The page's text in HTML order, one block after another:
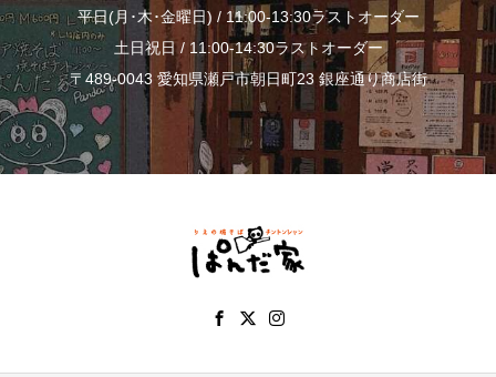
平日(月･木･金曜日) / 11:00-13:30ラストオーダー
土日祝日 / 11:00-14:30ラストオーダー
〒489-0043 愛知県瀬戸市朝日町23 銀座通り商店街